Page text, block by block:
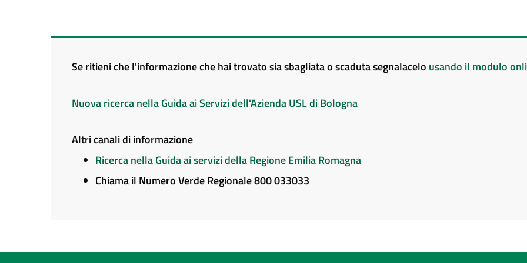
Se ritieni che l'informazione che hai trovato sia sbagliata o scaduta segnalacelo usando il modulo
Nuova ricerca nella Guida ai Servizi dell'Azienda USL di Bologna
Altri canali di informazione
Ricerca nella Guida ai servizi della Regione Emilia Romagna
Chiama il Numero Verde Regionale 800 033033